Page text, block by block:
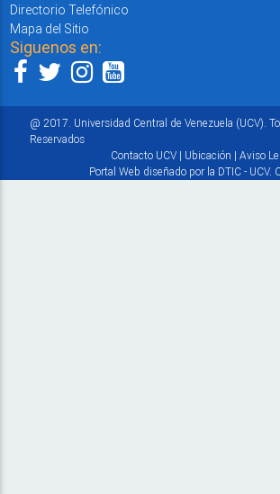
Directorio Telefónico
Mapa del Sitio
Siguenos en:
@ 2017. Universidad Central de Venezuela (UCV).
Reservados
Contacto UCV| Ubicación | Aviso
Portal Web diseñado por la DTIC - UCV.